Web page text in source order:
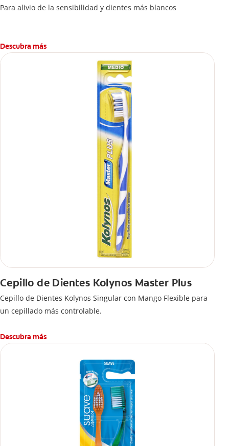
Para alivio de la sensibilidad y dientes más blancos
Descubra más
Cepillo de Dientes Kolynos Master Plus
Cepillo de Dientes Kolynos Singular con Mango Flexible para
un cepillado más controlable.
Descubra más